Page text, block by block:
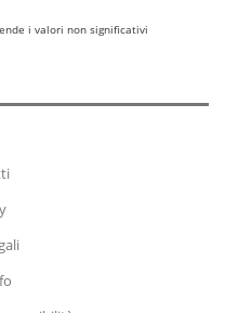
i valori non significativi